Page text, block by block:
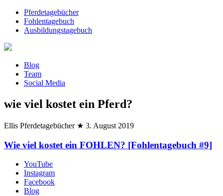
Pferdetagebücher
Fohlentagebuch
Ausbildungstagebuch
Blog
Team
Social Media
wie viel kostet ein Pferd?
Ellis Pferdetagebücher ★ 3. August 2019
Wie viel kostet ein FOHLEN? [Fohlentagebuch #9]
YouTube
Instagram
Facebook
Blog